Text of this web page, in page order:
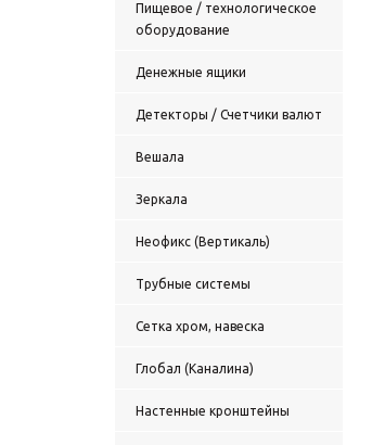
Пищевое / технологическое
оборудование
Денежные ящики
Детекторы / Счетчики валют
Вешала
Зеркала
Неофикс (Вертикаль)
Трубные системы
Сетка хром, навеска
Глобал (Каналина)
Настенные кронштейны